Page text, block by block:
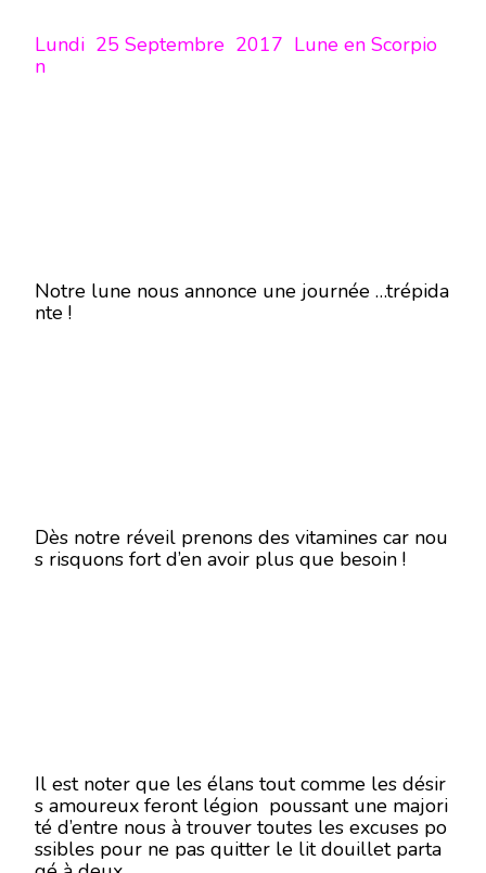
Lundi 25 Septembre 2017 Lune en Scorpio
n
Notre lune nous annonce une journée …trépida
nte !
Dès notre réveil prenons des vitamines car nou
s risquons fort d’en avoir plus que besoin !
Il est noter que les élans tout comme les désir
s amoureux feront légion poussant une majori
té d’entre nous à trouver toutes les excuses po
ssibles pour ne pas quitter le lit douillet parta